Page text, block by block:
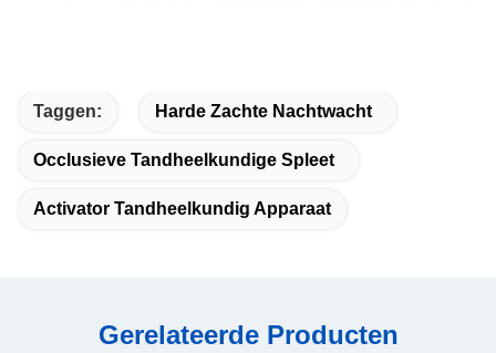
Taggen: Harde Zachte Nachtwacht
Occlusieve Tandheelkundige Spleet
Activator Tandheelkundig Apparaat
Gerelateerde Producten